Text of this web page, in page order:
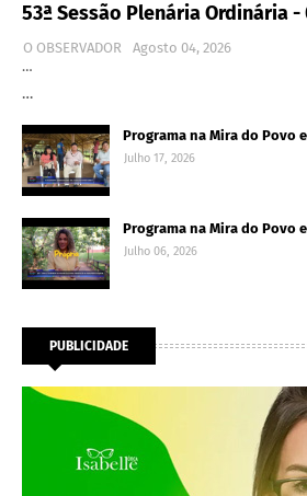
53ª Sessão Plenária Ordinária
O OBSERVADOR
Agosto 04, 2026
…
…
Programa na Mira do Povo
Julho 17, 2026
Programa na Mira do Povo
Julho 06, 2026
PUBLICIDADE